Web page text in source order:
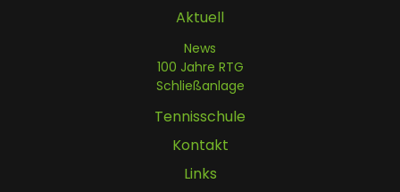
Aktuell
News
100 Jahre RTG
Schließanlage
Tennisschule
Kontakt
Links